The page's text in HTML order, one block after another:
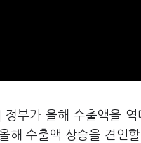
정부가 올해 수출액을
해 수출액 상승을 견인